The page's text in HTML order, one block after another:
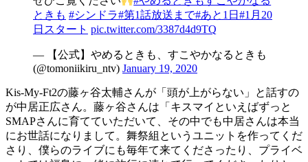
ときも #シンドラ#第1話放送まで#あと1日 #1月20
日スタート pic.twitter.com/3387d4d9TQ
— 【公式】やめるときも、すこやかなるときも
(@tomoniikiru_ntv) January 19, 2020
Kis-My-Ft2の藤ヶ谷太輔さんが「頭が上がらない」と話すの
が中居正広さん。藤ヶ谷さんは「キスマイといえばずっと
SMAPさんに育てていただいて、その中でも中居さんは本当
にお世話になりまして。舞祭組というユニットを作ってくだ
さり、僕らのライブにも毎年て来てくださったり、プライベ